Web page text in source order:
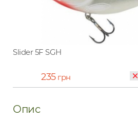
Slider 5F SGH
235грн
Опис